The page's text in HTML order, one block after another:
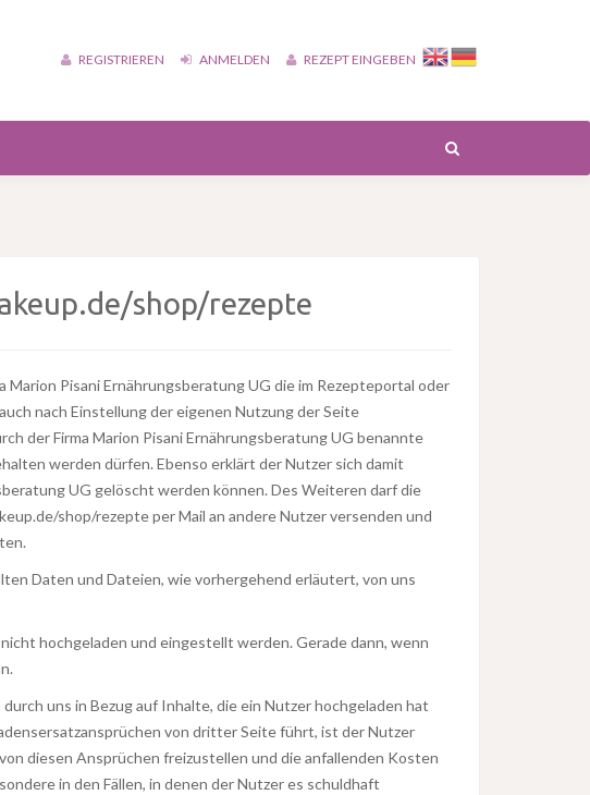
REGISTRIEREN ANMELDEN REZEPT EINGEBEN
shop/rezepte
Pisani Ernährungsberatung UG die im Rezepteportal oder
nach Einstellung der eigenen Nutzung der Seite
der Firma Marion Pisani Ernährungsberatung UG benannte
werden dürfen. Ebenso erklärt der Nutzer sich damit
UG gelöscht werden können. Des Weiteren darf die
shop/rezepte per Mail an andere Nutzer versenden und
Daten und Dateien, wie vorhergehend erläutert, von uns
hochgeladen und eingestellt werden. Gerade dann, wenn
uns in Bezug auf Inhalte, die ein Nutzer hochgeladen hat
von dritter Seite führt, ist der Nutzer
diesen Ansprüchen freizustellen und die anfallenden Kosten
in den Fällen, in denen der Nutzer es schuldhaft